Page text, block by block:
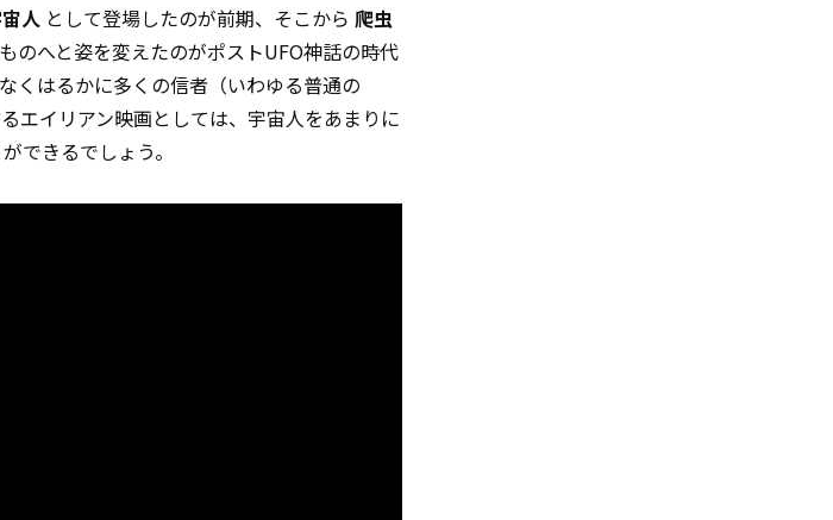
人 として登場したのが前期、そこから 爬虫
のへと姿を変えたのがポストUFO神話の時代
くはるかに多くの信者（いわゆる普通の
エイリアン映画としては、宇宙人をあまりに
できるでしょう。